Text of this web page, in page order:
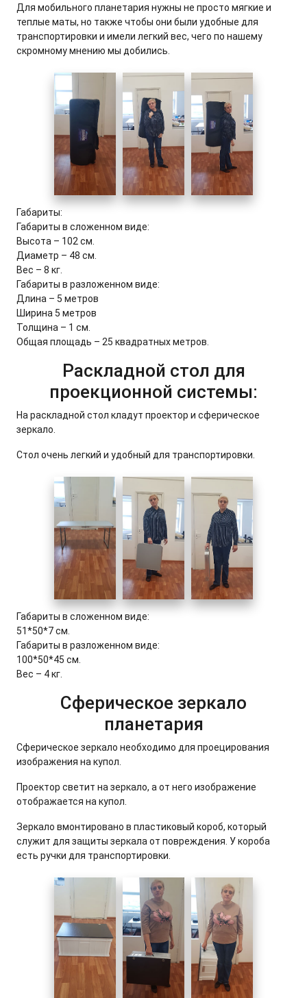
Для мобильного планетария нужны не просто мягкие и
теплые маты, но также чтобы они были удобные для
транспортировки и имели легкий вес, чего по нашему
скромному мнению мы добились.
Габариты:
Габариты в сложенном виде:
Высота – 102 см.
Диаметр – 48 см.
Вес – 8 кг.
Габариты в разложенном виде:
Длина – 5 метров
Ширина 5 метров
Толщина – 1 см.
Общая площадь – 25 квадратных метров.
Раскладной стол для
проекционной системы:
На раскладной стол кладут проектор и сферическое
зеркало.
Стол очень легкий и удобный для транспортировки.
Габариты в сложенном виде:
51*50*7 см.
Габариты в разложенном виде:
100*50*45 см.
Вес – 4 кг.
Сферическое зеркало
планетария
Сферическое зеркало необходимо для проецирования
изображения на купол.
Проектор светит на зеркало, а от него изображение
отображается на купол.
Зеркало вмонтировано в пластиковый короб, который
служит для защиты зеркала от повреждения. У короба
есть ручки для транспортировки.